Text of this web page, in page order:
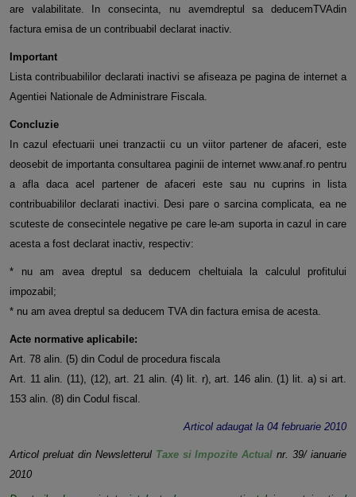
are valabilitate. In consecinta, nu avemdreptul sa deducemTVAdin
factura emisa de un contribuabil declarat inactiv.
Important
Lista contribuabililor declarati inactivi se afiseaza pe pagina de internet a
Agentiei Nationale de Administrare Fiscala.
Concluzie
In cazul efectuarii unei tranzactii cu un viitor partener de afaceri, este
deosebit de importanta consultarea paginii de internet www.anaf.ro pentru
a afla daca acel partener de afaceri este sau nu cuprins in lista
contribuabililor declarati inactivi. Desi pare o sarcina complicata, ea ne
scuteste de consecintele negative pe care le-am suporta in cazul in care
acesta a fost declarat inactiv, respectiv:
* nu am avea dreptul sa deducem cheltuiala la calculul profitului
impozabil;
* nu am avea dreptul sa deducem TVA din factura emisa de acesta.
Acte normative aplicabile:
Art. 78 alin. (5) din Codul de procedura fiscala
Art. 11 alin. (11), (12), art. 21 alin. (4) lit. r), art. 146 alin. (1) lit. a) si art.
153 alin. (8) din Codul fiscal.
Articol adaugat la 04 februarie 2010
Articol preluat din Newsletterul Taxe si Impozite Actualnr. 39/ ianuarie
2010